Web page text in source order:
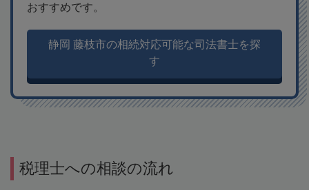
おすすめです。
静岡 藤枝市の相続対応可能な司法書士を探
す
税理士への相談の流れ